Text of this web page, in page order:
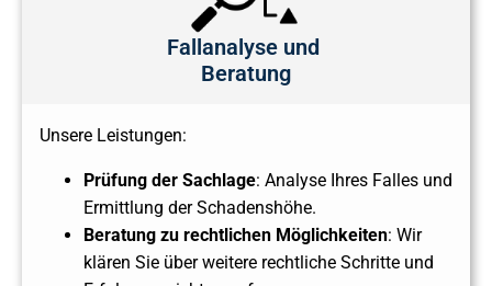
Fallanalyse und
Beratung
Unsere Leistungen:
Prüfung der Sachlage: Analyse Ihres Falles und
Ermittlung der Schadenshöhe.
Beratung zu rechtlichen Möglichkeiten: Wir
klären Sie über weitere rechtliche Schritte und